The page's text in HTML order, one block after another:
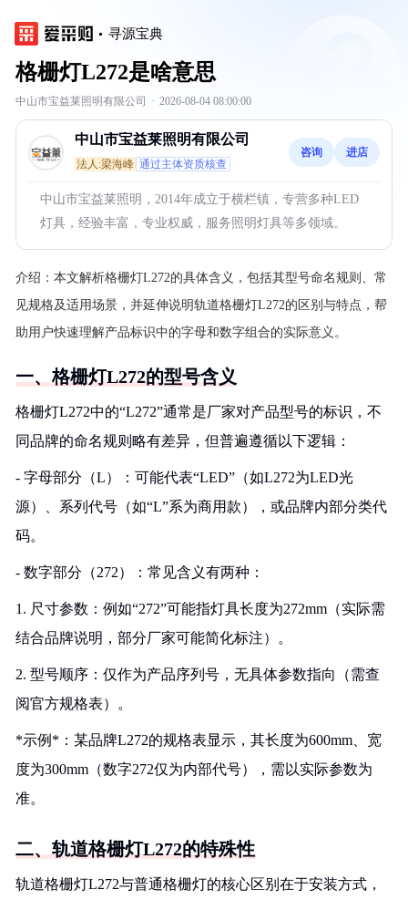
寻源宝典
格栅灯L272是啥意思
中山市宝益莱照明有限公司 · 2026-08-04 08:00:00
中山市宝益莱照明有限公司
法人:梁海峰 通过主体资质核查
咨询 进店
中山市宝益莱照明，2014年成立于横栏镇，专营多种LED
灯具，经验丰富，专业权威，服务照明灯具等多领域。
介绍： 本文解析格栅灯L272的具体含义，包括其型号命名规则、常
见规格及适用场景，并延伸说明轨道格栅灯L272的区别与特点，帮
助用户快速理解产品标识中的字母和数字组合的实际意义。
一、格栅灯L272的型号含义
格栅灯L272中的“L272”通常是厂家对产品型号的标识，不
同品牌的命名规则略有差异，但普遍遵循以下逻辑：
- 字母部分（L）：可能代表“LED”（如L272为LED光
源）、系列代号（如“L”系为商用款），或品牌内部分类代
码。
- 数字部分（272）：常见含义有两种：
1. 尺寸参数：例如“272”可能指灯具长度为272mm（实际需
结合品牌说明，部分厂家可能简化标注）。
2. 型号顺序：仅作为产品序列号，无具体参数指向（需查
阅官方规格表）。
*示例*：某品牌L272的规格表显示，其长度为600mm、宽
度为300mm（数字272仅为内部代号），需以实际参数为
准。
二、轨道格栅灯L272的特殊性
轨道格栅灯L272与普通格栅灯的核心区别在于安装方式，